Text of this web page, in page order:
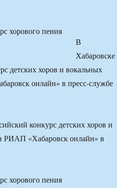
В
Хабаровске
детских хоров и вокальных
онлайн» в пресс-службе
конкурс детских хоров и
РИАП «Хабаровск онлайн» в